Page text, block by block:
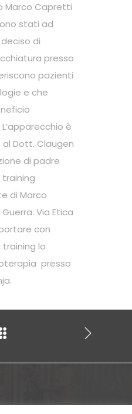
Marco Capretti
stati ad
di
presso
pazienti
e che
è
Dott. Claugen
di padre
training
di Marco
Via Etica
con
training lo
presso